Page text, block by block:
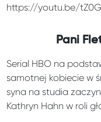
https://youtu.be/
Pani
Serial HBO na
samotnej kobiecie w
syna na studia
Kathryn Hahn w roli